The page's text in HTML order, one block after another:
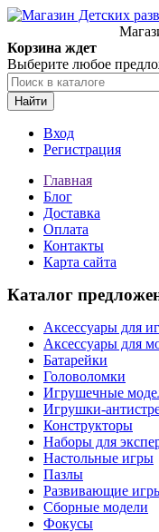
Корзина ждет
Выберите любое
Найти
Вход
Регистрация
Главная
Блог
Доставка
Оплата
Контакты
Карта сайта
Каталог
Аксессуары для
Аксессуары для
Батарейки
Головоломки
Игрушечные
Игрушки-
Конструкторы
Наборы для
Настольные игры
Пазлы
Развивающие
Сборные модели
Фокусы